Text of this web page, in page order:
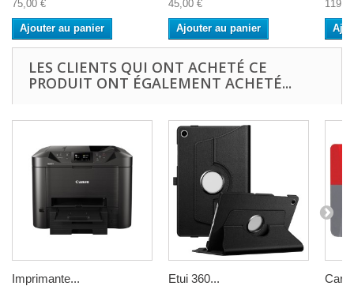
75,00 €
Ajouter au panier
45,00 €
Ajouter au panier
LES CLIENTS QUI ONT ACHETÉ CE
PRODUIT ONT ÉGALEMENT ACHETÉ...
Imprimante... Etui 360...